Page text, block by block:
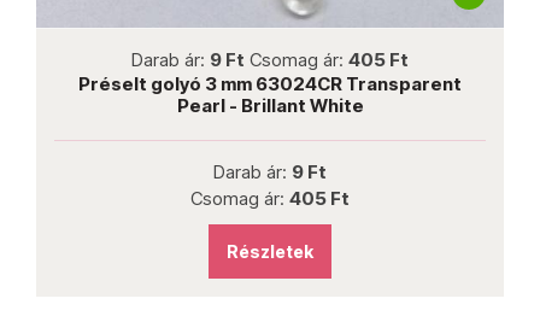
Darab ár: 9 Ft Csomag ár: 405 Ft
Préselt golyó 3 mm 63024CR Transparent
Pearl - Brillant White
Darab ár: 9 Ft
Csomag ár: 405 Ft
Részletek